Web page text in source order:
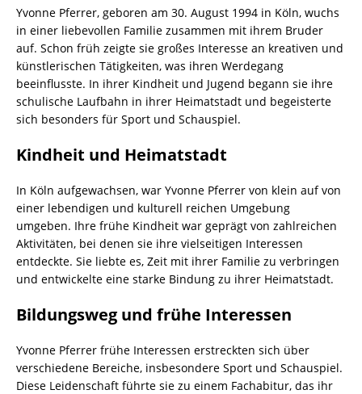
Yvonne Pferrer, geboren am 30. August 1994 in Köln, wuchs
in einer liebevollen Familie zusammen mit ihrem Bruder
auf. Schon früh zeigte sie großes Interesse an kreativen und
künstlerischen Tätigkeiten, was ihren Werdegang
beeinflusste. In ihrer Kindheit und Jugend begann sie ihre
schulische Laufbahn in ihrer Heimatstadt und begeisterte
sich besonders für Sport und Schauspiel.
Kindheit und Heimatstadt
In Köln aufgewachsen, war Yvonne Pferrer von klein auf von
einer lebendigen und kulturell reichen Umgebung
umgeben. Ihre frühe Kindheit war geprägt von zahlreichen
Aktivitäten, bei denen sie ihre vielseitigen Interessen
entdeckte. Sie liebte es, Zeit mit ihrer Familie zu verbringen
und entwickelte eine starke Bindung zu ihrer Heimatstadt.
Bildungsweg und frühe Interessen
Yvonne Pferrer frühe Interessen erstreckten sich über
verschiedene Bereiche, insbesondere Sport und Schauspiel.
Diese Leidenschaft führte sie zu einem Fachabitur, das ihr